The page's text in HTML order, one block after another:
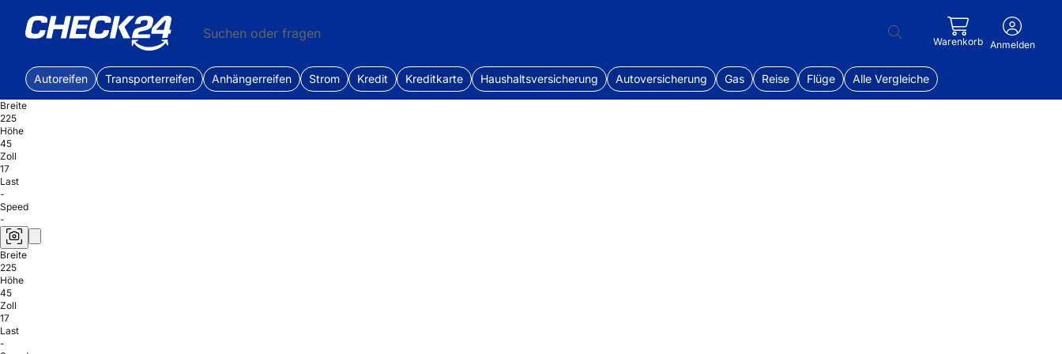
Suchen oder fragen
Warenkorb Anmelden
Autoreifen Transporterreifen Anhängerreifen Strom Kredit Kreditkarte Haushaltsversicherung Autoversicherung Gas Reise Flüge Alle Vergleiche
Breite
225
Höhe
45
Zoll
17
Last
-
Speed
-
Breite
225
Höhe
45
Zoll
17
Last
-